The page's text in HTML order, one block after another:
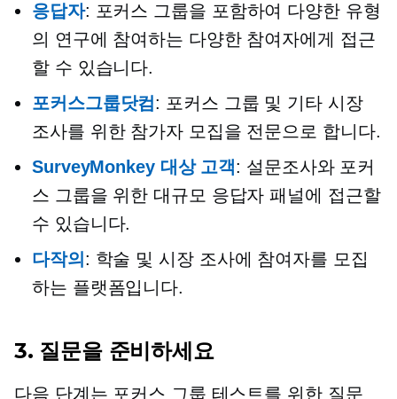
응답자: 포커스 그룹을 포함하여 다양한 유형
의 연구에 참여하는 다양한 참여자에게 접근
할 수 있습니다.
포커스그룹닷컴: 포커스 그룹 및 기타 시장
조사를 위한 참가자 모집을 전문으로 합니다.
SurveyMonkey 대상 고객: 설문조사와 포커
스 그룹을 위한 대규모 응답자 패널에 접근할
수 있습니다.
다작의 : 학술 및 시장 조사에 참여자를 모집
하는 플랫폼입니다.
3. 질문을 준비하세요
다음 단계는 포커스 그룹 테스트를 위한 질문